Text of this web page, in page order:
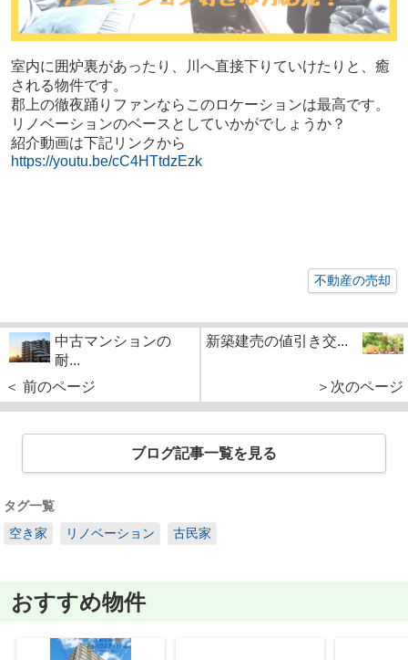
室内に囲炉裏があったり、川へ直接下りていけたりと、癒
される物件です。
郡上の徹夜踊りファンならこのロケーションは最高です。
リノベーションのベースとしていかがでしょうか？
紹介動画は下記リンクから
https://youtu.be/cC4HTtdzEzk
不動産の売却
中古マンションの
耐...
＜ 前のページ
新築建売の値引き交...
＞次のページ
ブログ記事一覧を見る
タグ一覧
空き家
リノベーション 古民家
おすすめ物件